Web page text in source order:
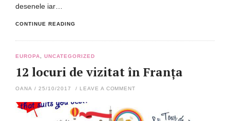
desenele iar…
CONTINUE READING
EUROPA, UNCATEGORIZED
12 locuri de vizitat în Franța
OANA / 25/10/2017 / LEAVE A COMMENT